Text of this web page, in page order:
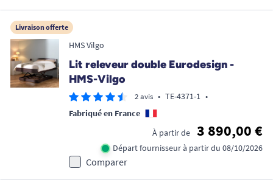
Livraison offerte
HMS Vilgo
Lit releveur double Eurodesign -
HMS-Vilgo
2 avis • TE-4371-1 •
Fabriqué en France
À partir de
3 890,00 €
Départ fournisseur à partir du 08/10/2026
Comparer